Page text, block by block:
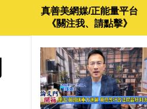
真善美網媒/正能量平台
《關注我、請點擊》